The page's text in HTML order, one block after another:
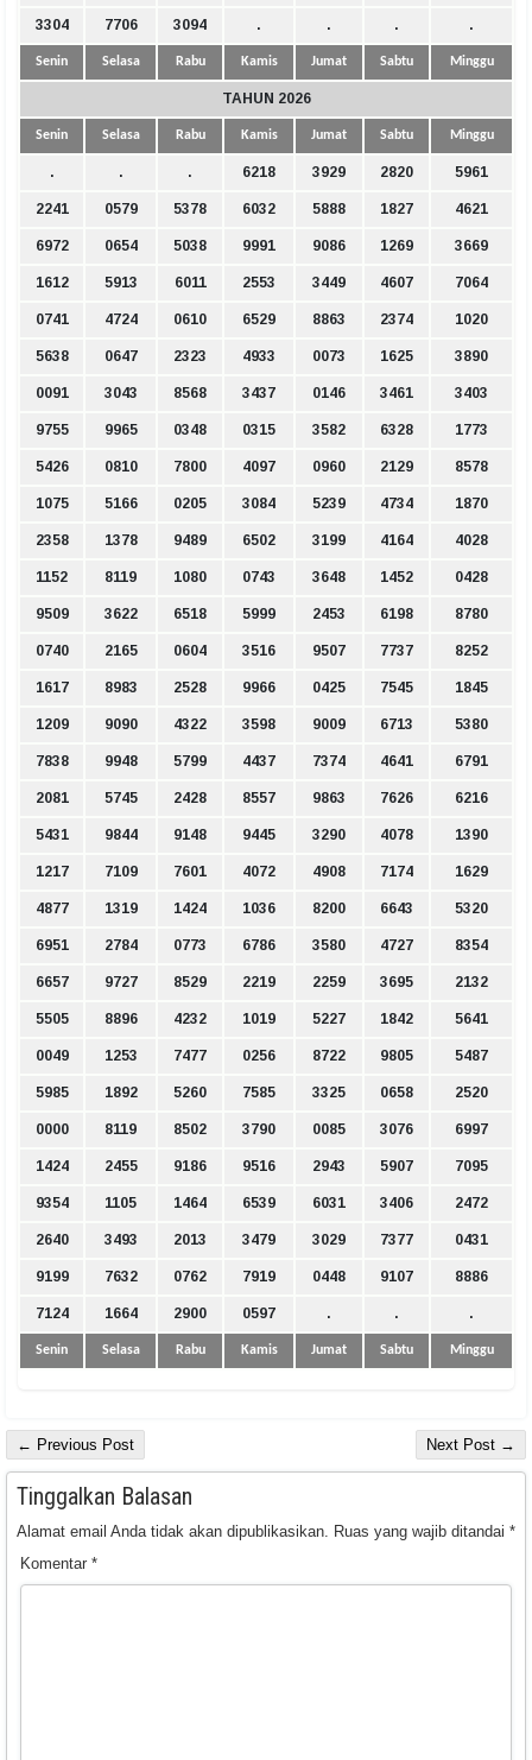
3304 7706 3094 . . . .
Senin Selasa Rabu Kamis Jumat Sabtu Minggu
TAHUN 2026
Senin Selasa Rabu Kamis Jumat Sabtu Minggu
. . . 6218 3929 2820 5961
2241 0579 5378 6032 5888 1827 4621
6972 0654 5038 9991 9086 1269 3669
1612 5913 6011 2553 3449 4607 7064
0741 4724 0610 6529 8863 2374 1020
5638 0647 2323 4933 0073 1625 3890
0091 3043 8568 3437 0146 3461 3403
9755 9965 0348 0315 3582 6328 1773
5426 0810 7800 4097 0960 2129 8578
1075 5166 0205 3084 5239 4734 1870
2358 1378 9489 6502 3199 4164 4028
1152 8119 1080 0743 3648 1452 0428
9509 3622 6518 5999 2453 6198 8780
0740 2165 0604 3516 9507 7737 8252
1617 8983 2528 9966 0425 7545 1845
1209 9090 4322 3598 9009 6713 5380
7838 9948 5799 4437 7374 4641 6791
2081 5745 2428 8557 9863 7626 6216
5431 9844 9148 9445 3290 4078 1390
1217 7109 7601 4072 4908 7174 1629
4877 1319 1424 1036 8200 6643 5320
6951 2784 0773 6786 3580 4727 8354
6657 9727 8529 2219 2259 3695 2132
5505 8896 4232 1019 5227 1842 5641
0049 1253 7477 0256 8722 9805 5487
5985 1892 5260 7585 3325 0658 2520
0000 8119 8502 3790 0085 3076 6997
1424 2455 9186 9516 2943 5907 7095
9354 1105 1464 6539 6031 3406 2472
2640 3493 2013 3479 3029 7377 0431
9199 7632 0762 7919 0448 9107 8886
7124 1664 2900 0597 . . .
Senin Selasa Rabu Kamis Jumat Sabtu Minggu
← Previous Post Next Post →
Tinggalkan Balasan
Alamat email Anda tidak akan dipublikasikan. Ruas yang wajib ditandai *
Komentar *